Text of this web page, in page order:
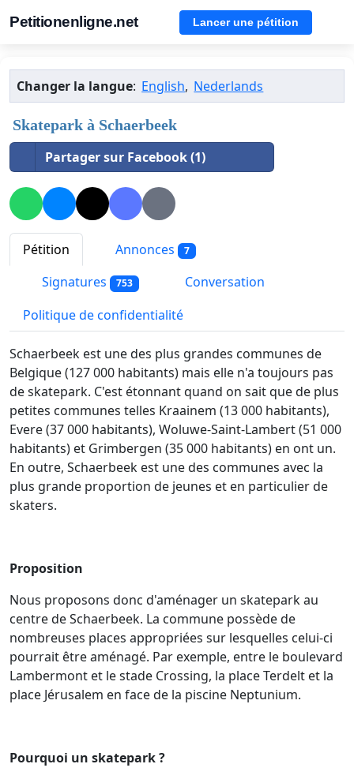
Petitionenligne.net Lancer une pétition
Changer la langue: English, Nederlands
Skatepark à Schaerbeek
Partager sur Facebook (1)
Pétition Annonces 7
Signatures 753
Conversation
Politique de confidentialité
Schaerbeek est une des plus grandes communes de
Belgique (127 000 habitants) mais elle n'a toujours pas
de skatepark. C'est étonnant quand on sait que de plus
petites communes telles Kraainem (13 000 habitants),
Evere (37 000 habitants), Woluwe-Saint-Lambert (51 000
habitants) et Grimbergen (35 000 habitants) en ont un.
En outre, Schaerbeek est une des communes avec la
plus grande proportion de jeunes et en particulier de
skaters.
Proposition
Nous proposons donc d'aménager un skatepark au
centre de Schaerbeek. La commune possède de
nombreuses places appropriées sur lesquelles celui-ci
pourrait être aménagé. Par exemple, entre le boulevard
Lambermont et le stade Crossing, la place Terdelt et la
place Jérusalem en face de la piscine Neptunium.
Pourquoi un skatepark ?